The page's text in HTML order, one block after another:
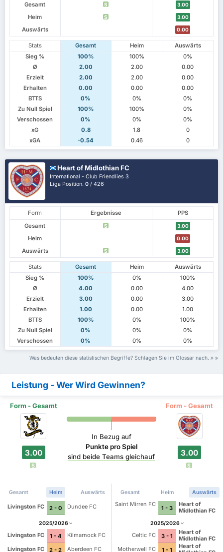
Gesamt
S 3.00
Heim S 3.00
Auswärts 0.00
Stats Gesamt Heim
Auswärts
Sieg %
100% 100%
0%
Ø
2.00 2.00
0.00
Erzielt
2.00 2.00
0.00
Erhalten
0.00 0.00
0.00
BTTS
0% 0%
0%
Zu Null Spiel
100% 100%
0%
Verschossen
0% 0%
0%
xG
0.8 1.8
0
xGA
-0.54 0.46 0
Heart of Midlothian FC
International - Club Friendlies 3
Liga Position.0 / 426
Form Ergebnisse
PPS
Gesamt
S 3.00
Heim 0.00
Auswärts S 3.00
Stats Gesamt Heim
Auswärts
Sieg %
100% 0%
100%
Ø
4.00 0.00
4.00
Erzielt
3.00 0.00
3.00
Erhalten
1.00 0.00
1.00
BTTS
100% 0%
100%
Zu Null Spiel
0% 0%
0%
Verschossen
0% 0% 0%
Was bedeuten diese statistischen Begriffe? Schlagen Sie im Glossar nach.
Leistung - Wer Wird Gewinnen?
Form - Gesamt Form - Gesamt
3.00
S
In Bezug auf
Punkte pro Spiel
sind beide Teams gleichauf
3.00
S
Gesamt Heim Auswärts
Livingston FC 2 - 0 Dundee FC
2025/2026
Livingston FC 1 - 4
Kilmarnock FC
Livingston FC
2 - 2 Aberdeen FC
Gesamt Heim Auswärts
Saint Mirren FC
1 - 3
Heart of
Midlothian FC
2025/2026
Celtic FC 3 - 1
Heart of
Midlothian FC
Motherwell FC
1 - 1
Heart of